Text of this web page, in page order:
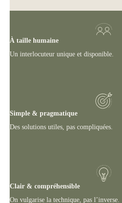
À taille humaine
Un interlocuteur unique et disponible.
Simple & pragmatique
Des solutions utiles, pas compliquées.
Clair & compréhensible
On vulgarise la technique, pas l’inverse.